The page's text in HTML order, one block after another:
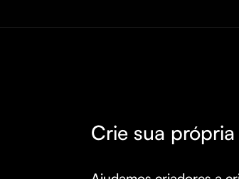
Crie sua